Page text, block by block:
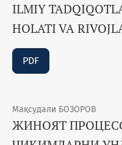
ILMIY
HOLATI VA
PDF
Мақсудали БОЗОРОВ
ЖИНОЯТ